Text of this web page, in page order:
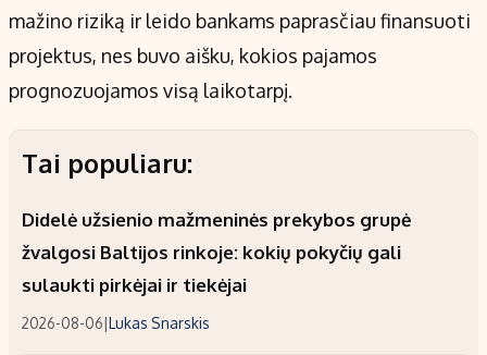
mažino riziką ir leido bankams paprasčiau finansuoti
projektus, nes buvo aišku, kokios pajamos
prognozuojamos visą laikotarpį.
Tai populiaru:
Didelė užsienio mažmeninės prekybos grupė
žvalgosi Baltijos rinkoje: kokių pokyčių gali
sulaukti pirkėjai ir tiekėjai
2026-08-06|Lukas Snarskis